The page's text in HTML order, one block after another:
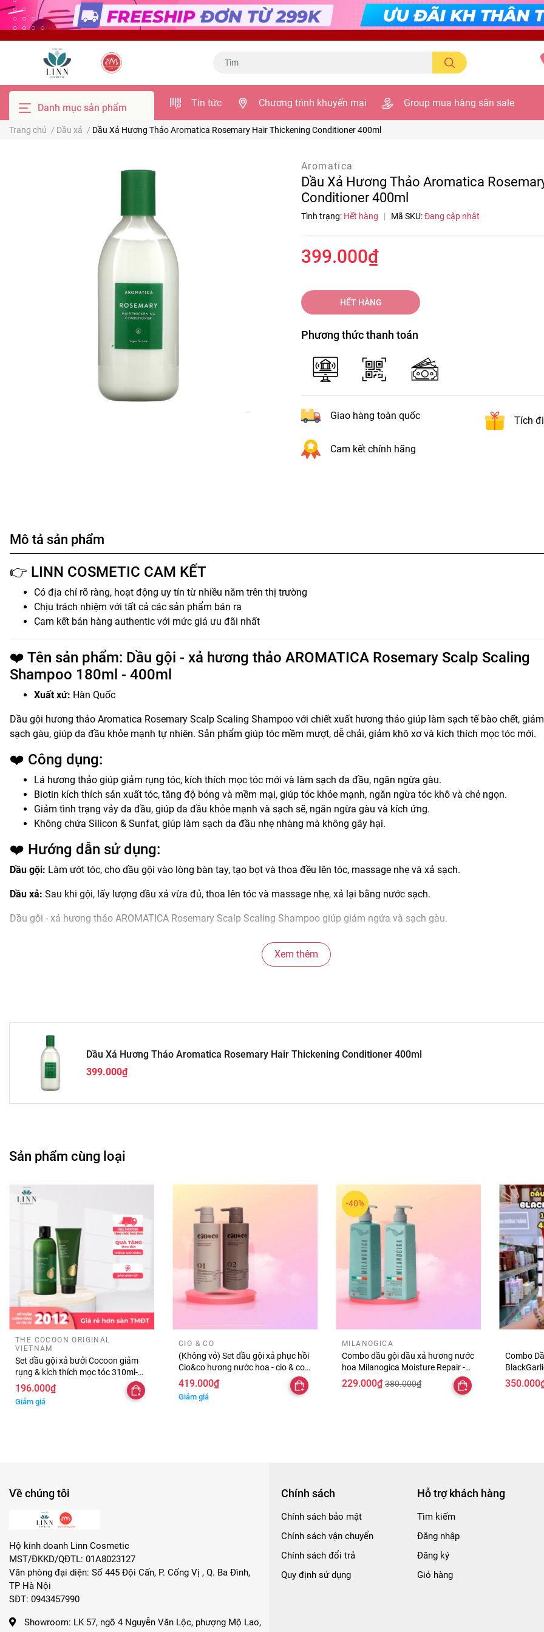
Danh mục sản phẩm Tin tức Chương trình khuyến mại Group mua hàng săn sale
Trang chủ / Dầu xả / Dầu Xả Hương Thảo Aromatica Rosemary Hair Thickening Conditioner 400ml
Aromatica
Dầu Xả Hương Thảo Aromatica
Conditioner 400ml
Tình trạng: Hết hàng | Mã SKU:Đang cập nhật
399.000₫
HẾT HÀNG
Phương thức thanh toán
Giao hàng toàn quốc Tích
Cam kết chính hãng
Mô tả sản phẩm
👉 LINN COSMETIC CAM KẾT
Có địa chỉ rõ ràng, hoạt động uy tín từ nhiều năm trên thị trường
Chịu trách nhiệm với tất cả các sản phẩm bán ra
Cam kết bán hàng authentic với mức giá ưu đãi nhất
❤️ Tên sản phẩm: Dầu gội - xả hương thảo AROMATICA Rosemary Scalp Scaling
Shampoo 180ml - 400ml
Xuất xứ: Hàn Quốc
Dầu gội hương thảo Aromatica Rosemary Scalp Scaling Shampoo với chiết xuất hương thảo giúp làm sạch tế bào chết,
sạch gàu, giúp da đầu khỏe mạnh tự nhiên. Sản phẩm giúp tóc mềm mượt, dễ chải, giảm khô xơ và kích thích mọc tóc mới.
❤️ Công dụng:
Lá hương thảo giúp giảm rụng tóc, kích thích mọc tóc mới và làm sạch da đầu, ngăn ngừa gàu.
Biotin kích thích sản xuất tóc, tăng độ bóng và mềm mại, giúp tóc khỏe mạnh, ngăn ngừa tóc khô và chẻ ngọn.
Giảm tình trạng vảy da đầu, giúp da đầu khỏe mạnh và sạch sẽ, ngăn ngừa gàu và kích ứng.
Không chứa Silicon & Sunfat, giúp làm sạch da đầu nhẹ nhàng mà không gây hại.
❤️ Hướng dẫn sử dụng:
Dầu gội: Làm ướt tóc, cho dầu gội vào lòng bàn tay, tạo bọt và thoa đều lên tóc, massage nhẹ và xả sạch.
Dầu xả: Sau khi gội, lấy lượng dầu xả vừa đủ, thoa lên tóc và massage nhẹ, xả lại bằng nước sạch.
Dầu gội - xả hương thảo AROMATICA Rosemary Scalp Scaling Shampoo giúp giảm ngứa và sạch gàu.
#dau #goi #xa #huong #thao #aromatica #rosemary #scalp #scaling #shampoo #giam #ngua #sach #gau #180ml #400ml
#daugoi #han #quoc #chat #luong #lam #dep #da #my #pham #uy #tin #linn #cosmetic
Xem thêm
Dầu Xả Hương Thảo Aromatica Rosemary Hair Thickening Conditioner 400ml
399.000₫
Sản phẩm cùng loại
THE COCOON ORIGINAL
VIETNAM
Set dầu gội xả bưởi Cocoon giảm
rụng & kích thích mọc tóc 310ml-
500ml - không chứa sulfate nhãn
196.000₫
Giảm giá
CIO & CO
(Không vỏ) Set dầu gội xả phục hồi
Cio&co hương nước hoa - cio & co
chiết xuất nấm Truffle trắng 500ml
419.000₫
Giảm giá
-40%
MILANOGICA
Combo dầu gội dầu xả hương nước
hoa Milanogica Moisture Repair -
phục hồi hư tổn, kích thích mọc tóc
229.000₫ 380.000₫
Combo
Về chúng tôi
Hộ kinh doanh Linn Cosmetic
MST/ĐKKD/QĐTL: 01A8023127
Văn phòng đại diện: Số 445 Đội Cấn, P. Cống Vị , Q. Ba Đình,
TP Hà Nội
SĐT: 0943457990
Showroom: LK 57, ngõ 4 Nguyễn Văn Lộc, phượng Mộ Lao,
Chính sách
Chính sách bảo mật
Chính sách vận chuyển
Chính sách đổi trả
Quy định sử dụng
Hỗ trợ khách hàng
Tìm kiếm
Đăng nhập
Đăng ký
Giỏ hàng